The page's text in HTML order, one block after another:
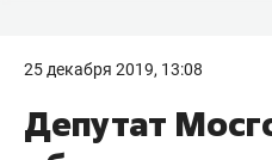
25 декабря 2019, 13:08
​Депутат